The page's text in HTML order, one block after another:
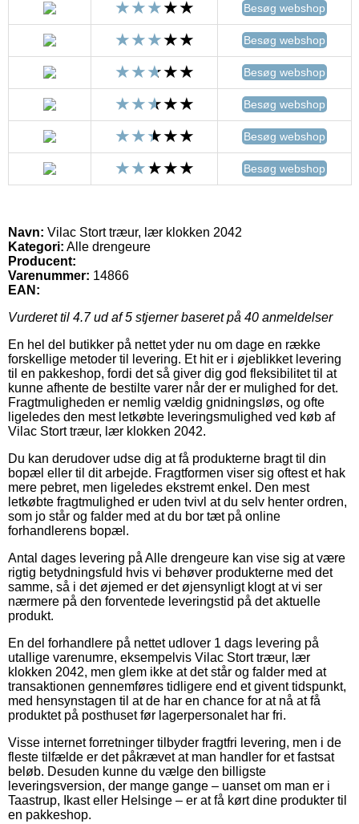
Besøg webshop
Besøg webshop
Besøg webshop
Besøg webshop
Besøg webshop
Besøg webshop
Navn: Vilac Stort træur, lær klokken 2042
Kategori: Alle drengeure
Producent:
Varenummer: 14866
EAN:
Vurderet til 4.7ud af 5 stjerner baseret på 40 anmeldelser
En hel del butikker på nettet yder nu om dage en række
forskellige metoder til levering. Et hit er i øjeblikket levering
til en pakkeshop, fordi det så giver dig god fleksibilitet til at
kunne afhente de bestilte varer når der er mulighed for det.
Fragtmuligheden er nemlig vældig gnidningsløs, og ofte
ligeledes den mest letkøbte leveringsmulighed ved køb af
Vilac Stort træur, lær klokken 2042.
Du kan derudover udse dig at få produkterne bragt til din
bopæl eller til dit arbejde. Fragtformen viser sig oftest et hak
mere pebret, men ligeledes ekstremt enkel. Den mest
letkøbte fragtmulighed er uden tvivl at du selv henter ordren,
som jo står og falder med at du bor tæt på online
forhandlerens bopæl.
Antal dages levering på Alle drengeure kan vise sig at være
rigtig betydningsfuld hvis vi behøver produkterne med det
samme, så i det øjemed er det øjensynligt klogt at vi ser
nærmere på den forventede leveringstid på det aktuelle
produkt.
En del forhandlere på nettet udlover 1 dags levering på
utallige varenumre, eksempelvis Vilac Stort træur, lær
klokken 2042, men glem ikke at det står og falder med at
transaktionen gennemføres tidligere end et givent tidspunkt,
med hensynstagen til at de har en chance for at nå at få
produktet på posthuset før lagerpersonalet har fri.
Visse internet forretninger tilbyder fragtfri levering, men i de
fleste tilfælde er det påkrævet at man handler for et fastsat
beløb. Desuden kunne du vælge den billigste
leveringsversion, der mange gange – uanset om man er i
Taastrup, Ikast eller Helsinge – er at få kørt dine produkter til
en pakkeshop.